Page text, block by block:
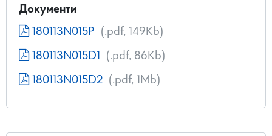
Документи
180113N015P (.pdf, 149Kb)
180113N015D1 (.pdf, 86Kb)
180113N015D2 (.pdf, 1Mb)